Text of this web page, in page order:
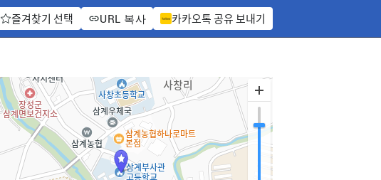
즐겨찾기 선택 URL 복사 카카오톡 공유 보내기